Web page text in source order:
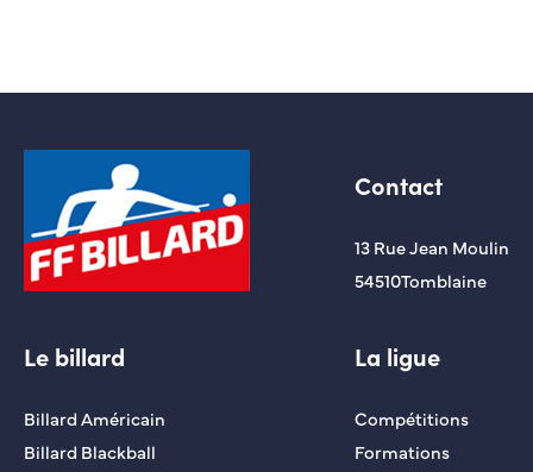
Contact
13 Rue Jean Moulin
54510Tomblaine
Le billard
Billard Américain
Billard Blackball
La ligue
Compétitions
Formations